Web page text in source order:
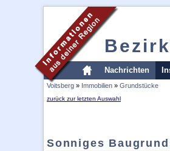
Nachrichten
Voitsberg » Immobilien » Grundstücke
zurück zur letzten Auswahl
Sonniges